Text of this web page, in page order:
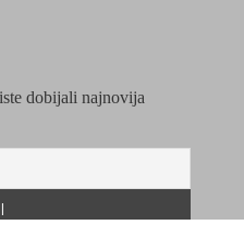
dobijali najnovija